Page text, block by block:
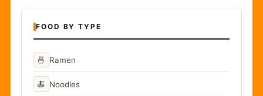
FOOD BY TYPE
🍜 Ramen
🍝 Noodles